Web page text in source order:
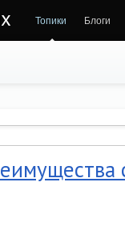
Топики Блоги